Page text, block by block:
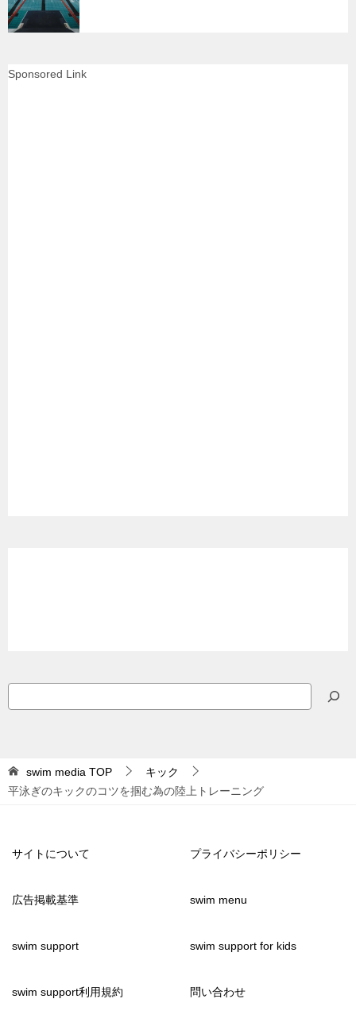
Sponsored Link
索
swim media TOP
キック
平泳ぎのキックのコツを掴む為の陸上トレーニング
サイトについて プライバシーポリシー
広告掲載基準 swim menu
swim support swim support for kids
swim support利用規約 問い合わせ